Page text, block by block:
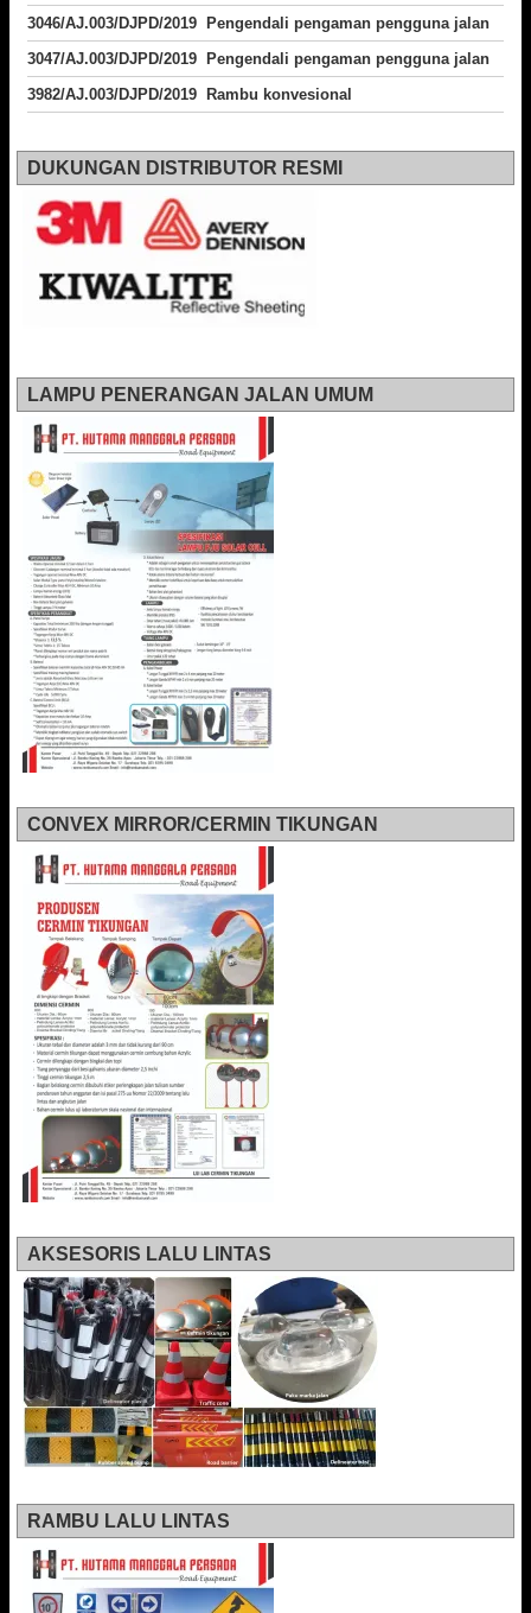
3046/AJ.003/DJPD/2019 Pengendali pengaman pengguna jalan
3047/AJ.003/DJPD/2019 Pengendali pengaman pengguna jalan
3982/AJ.003/DJPD/2019 Rambu konvesional
DUKUNGAN DISTRIBUTOR RESMI
LAMPU PENERANGAN JALAN UMUM
CONVEX MIRROR/CERMIN TIKUNGAN
AKSESORIS LALU LINTAS
RAMBU LALU LINTAS